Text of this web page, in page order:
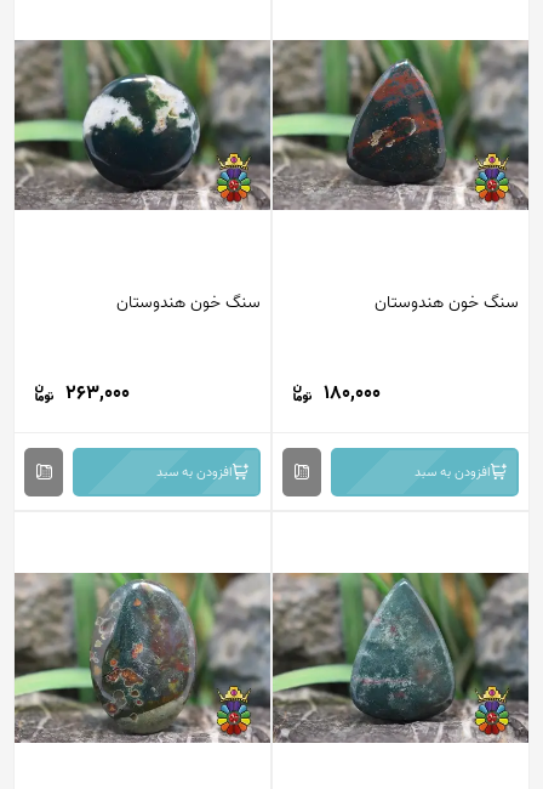
سنگ خون هندوستان
180,000
افزودن به سبد
سنگ خون هندوستان
263,000
افزودن به سبد